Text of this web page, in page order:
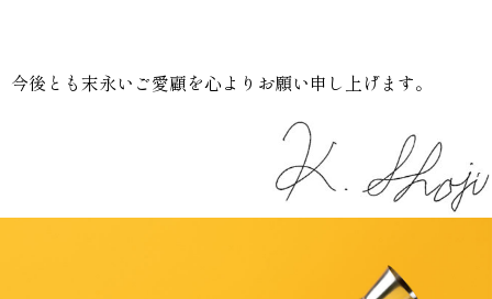
今後とも末永いご愛顧を心よりお願い申し上げます。